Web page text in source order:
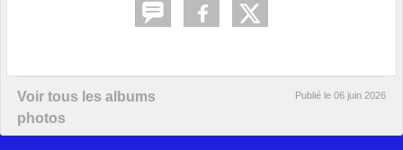
Voir tous les albums
photos
Publié le 06 juin 2026